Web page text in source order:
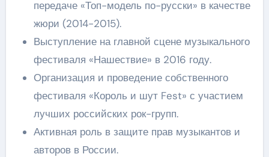
передаче «Топ-модель по-русски» в качестве
жюри (2014-2015).
Выступление на главной сцене музыкального
фестиваля «Нашествие» в 2016 году.
Организация и проведение собственного
фестиваля «Король и шут Fest» с участием
лучших российских рок-групп.
Активная роль в защите прав музыкантов и
авторов в России.